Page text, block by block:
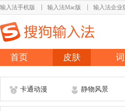
输入法手机版 输入法Mac版 输入法企业
首页 皮肤
卡通动漫 静物风景